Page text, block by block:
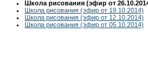
Школа рисования (эфир от
Школа рисования (эфир от 19.10.2014)
Школа рисования (эфир от 12.10.2014)
Школа рисования (эфир от 05.10.2014)